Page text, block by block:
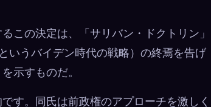
この決定は、「サリバン・ドクトリン」
いうバイデン時代の戦略）の終焉を告げ
示すものだ。
す。同氏は前政権のアプローチを激しく